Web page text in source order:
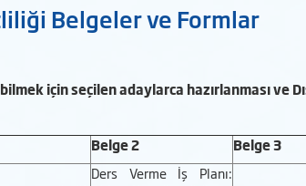
Belgeler ve Formlar
için seçilen adaylarca hazırlanması ve
Belge 2 Belge 3
Ders Verme İş Planı: